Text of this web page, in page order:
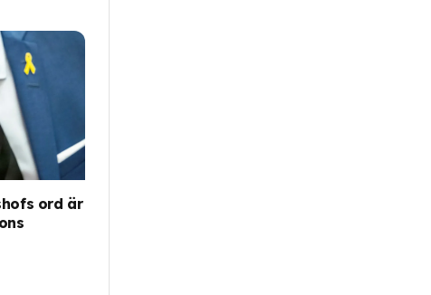
ord är